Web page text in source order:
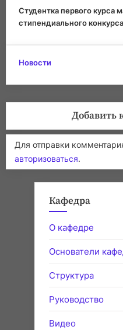
Студентка первого курса
стипендиального
Новости
Добавить
Для отправки
авторизоваться.
Кафедра
О кафедре
Основатели
Структура
Руководство
Видео